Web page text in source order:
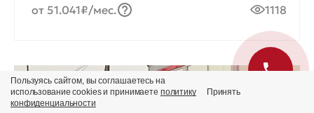
от 51.041₽/мес. 1118
Продано
Пользуясь сайтом, вы соглашаетесь на
использование cookies и принимаете политику
конфиденциальности
Принять